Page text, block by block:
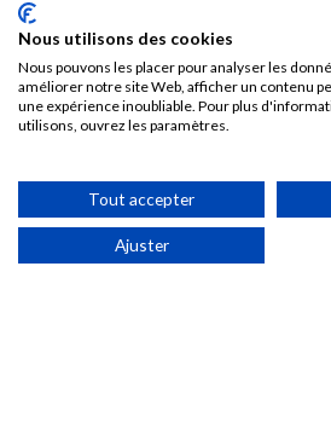
Vidéos
Publications
Les
Les
Kit médias
Nous rejoindre
Adhésion
Les avantages d’adhérer à France
Accès adhérent
Nous utilisons des cookies
Nous pouvons les placer pour analyser les
améliorer notre site Web, afficher un contenu
une expérience inoubliable. Pour plus
utilisons, ouvrez les paramètres.
Tout accepter
Ajuster